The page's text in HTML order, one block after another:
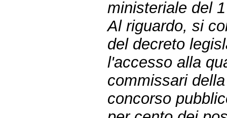
ministeriale del
Al riguardo, si
del decreto
l'accesso alla
commissari
concorso